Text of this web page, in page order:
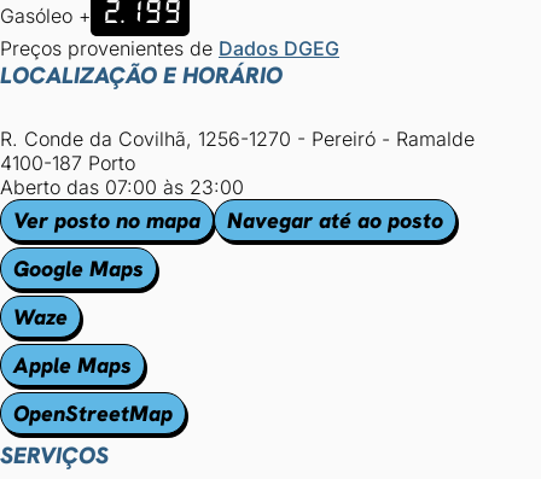
Gasóleo + 2.199
Preços provenientes de Dados DGEG
LOCALIZAÇÃO E HORÁRIO
R. Conde da Covilhã, 1256-1270 - Pereiró - Ramalde
4100-187 Porto
Aberto das 07:00 às 23:00
Ver posto no mapa
Navegar até ao posto
Google Maps
Waze
Apple Maps
OpenStreetMap
SERVIÇOS